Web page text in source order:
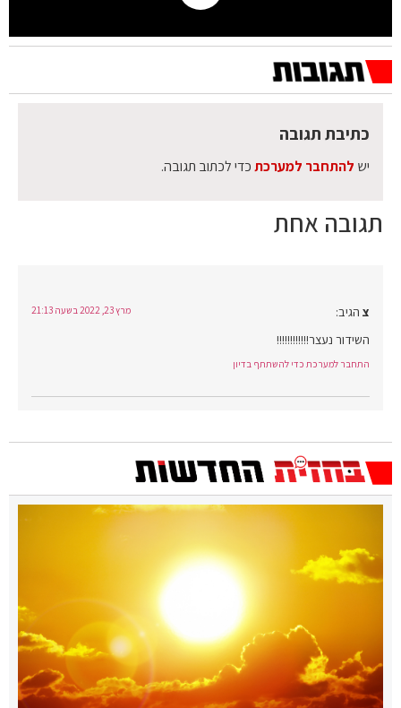
תגובה אחת
צ הגיב: מרץ 23, 2022 בשעה 21:13
השידור נעצר!!!!!!!!!!!!
התחבר למערכת כדי להשתתף בדיון
כתיבת תגובה
יש להתחבר למערכתכדי לכתוב תגובה.